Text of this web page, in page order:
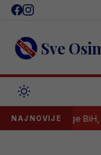
Skip
content Sve
NAJNOVIJE
lige BiH, osigurani